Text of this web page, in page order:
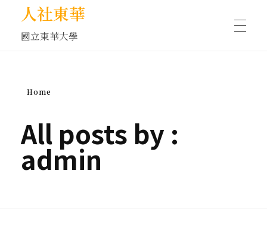
人社東華
國立東華大學
文化沙龍
Home
All posts by :
admin